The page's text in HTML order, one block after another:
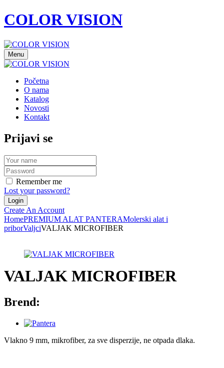
COLOR VISION
Menu
Početna
O nama
Katalog
Novosti
Kontakt
Prijavi se
Remember me
Lost your password?
Create An Account
HomePREMIUM ALAT PANTERAMolerski alat i
priborValjciVALJAK MICROFIBER
VALJAK MICROFIBER
Brend:
Vlakno 9 mm, mikrofiber, za sve disperzije, ne otpada dlaka.